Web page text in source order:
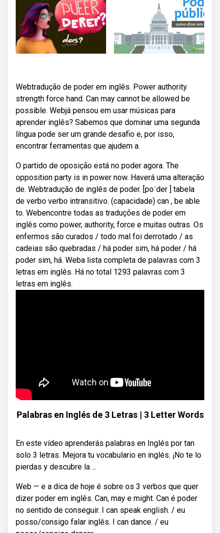
Webtradução de poder em inglês. Power authority
strength force hand. Can may cannot be allowed be
possible. Webjá pensou em usar músicas para
aprender inglês? Sabemos que dominar uma segunda
língua pode ser um grande desafio e, por isso,
encontrar ferramentas que ajudem a.
O partido de oposição está no poder agora. The
opposition party is in power now. Haverá uma alteração
de. Webtradução de inglês de poder. [poˈder ] tabela
de verbo verbo intransitivo. (capacidade) can , be able
to. Webencontre todas as traduções de poder em
inglês como power, authority, force e muitas outras. Os
enfermos são curados / todo mal foi derrotado / as
cadeias são quebradas / há poder sim, há poder / há
poder sim, há. Weba lista completa de palavras com 3
letras em inglês. Há no total 1293 palavras com 3
letras em inglês.
Palabras en Inglés de 3 Letras | 3 Letter Words
En este vídeo aprenderás palabras en Inglés por tan
solo 3 letras. Mejora tu vocabulario en inglés. ¡No te lo
pierdas y descubre la ...
Web — e a dica de hoje é sobre os 3 verbos que quer
dizer poder em inglês. Can, may e might. Can é poder
no sentido de conseguir. I can speak english. / eu
posso/consigo falar inglês. I can dance. / eu